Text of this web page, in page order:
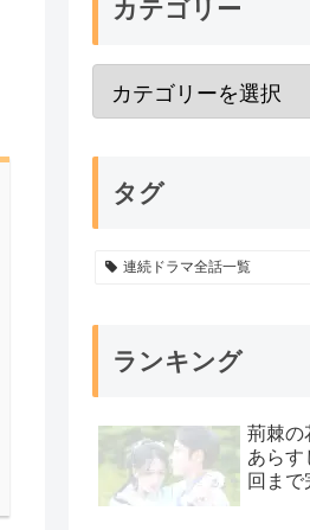
カテゴリー
タグ
連続ドラマ全話一覧
ランキング
荊棘の
あらす
回まで